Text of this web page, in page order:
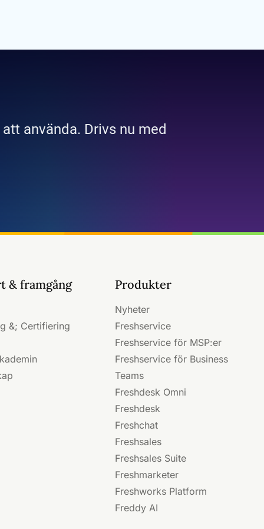
använda. Drivs nu med
& framgång
&; Certifiering
Produkter
Nyheter
Freshservice
Freshservice för MSP:er
Freshservice för Business
Teams
Freshdesk Omni
Freshdesk
Freshchat
Freshsales
Freshsales Suite
Freshmarketer
Freshworks Platform
Freddy AI